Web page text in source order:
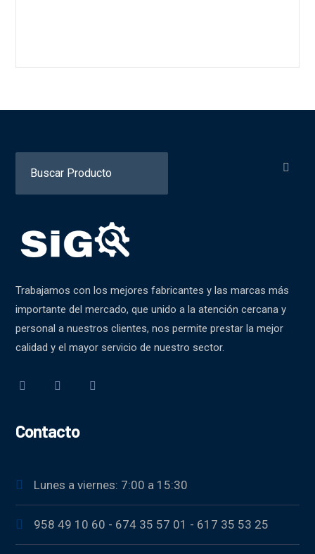
for:
Trabajamos con los mejores fabricantes y las marcas más
importante del mercado, que unido a la atención cercana y
personal a nuestros clientes, nos permite prestar la mejor
calidad y el mayor servicio de nuestro sector.
Contacto
Lunes a viernes: 7:00 a 15:30
958 49 10 60 - 674 35 57 01 - 617 35 53 25